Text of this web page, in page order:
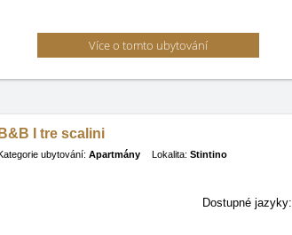
Více o tomto ubytování
B&B I tre scalini
ubytování: Apartmány Lokalita: Stintino
Dostupné jazyky: